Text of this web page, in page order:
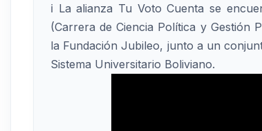
ℹ️ La alianza Tu Voto Cuenta se
(Carrera de Ciencia Política y Gestión
la Fundación Jubileo, junto a un
Sistema Universitario Boliviano.